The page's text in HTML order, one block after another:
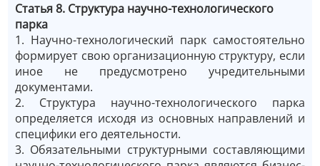
Статья 8. Структура научно-технологического
парка
1. Научно-технологический парк самостоятельно
формирует свою организационную структуру, если
иное не предусмотрено учредительными
документами.
2. Структура научно-технологического парка
определяется исходя из основных направлений и
специфики его деятельности.
3. Обязательными структурными составляющими